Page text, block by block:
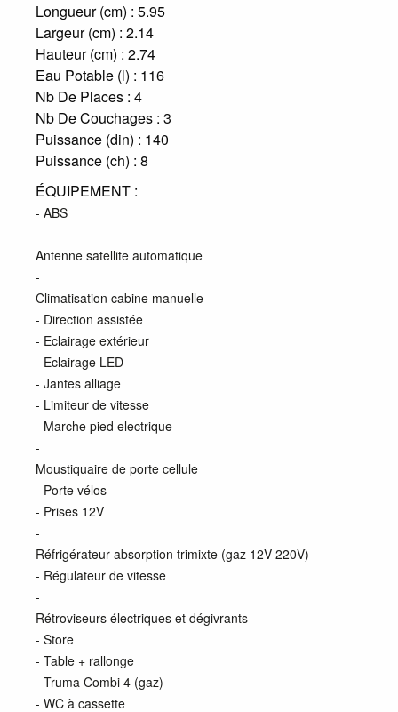
Longueur (cm) : 5.95
Largeur (cm) : 2.14
Hauteur (cm) : 2.74
Eau Potable (l) : 116
Nb De Places : 4
Nb De Couchages : 3
Puissance (din) : 140
Puissance (ch) : 8
ÉQUIPEMENT :
- ABS
-
Antenne satellite automatique
-
Climatisation cabine manuelle
- Direction assistée
- Eclairage extérieur
- Eclairage LED
- Jantes alliage
- Limiteur de vitesse
- Marche pied electrique
-
Moustiquaire de porte cellule
- Porte vélos
- Prises 12V
-
Réfrigérateur absorption trimixte (gaz 12V 220V)
- Régulateur de vitesse
-
Rétroviseurs électriques et dégivrants
- Store
- Table + rallonge
- Truma Combi 4 (gaz)
- WC à cassette